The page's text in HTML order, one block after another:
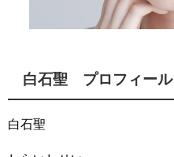
白石聖 プロフィール
白石聖